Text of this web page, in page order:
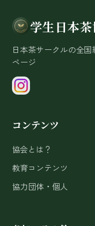
学生日本
日本茶サークルの全
ページ
コンテンツ
協会とは？
教育コンテンツ
協力団体・個人